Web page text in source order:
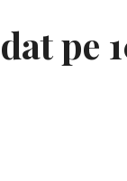
pe